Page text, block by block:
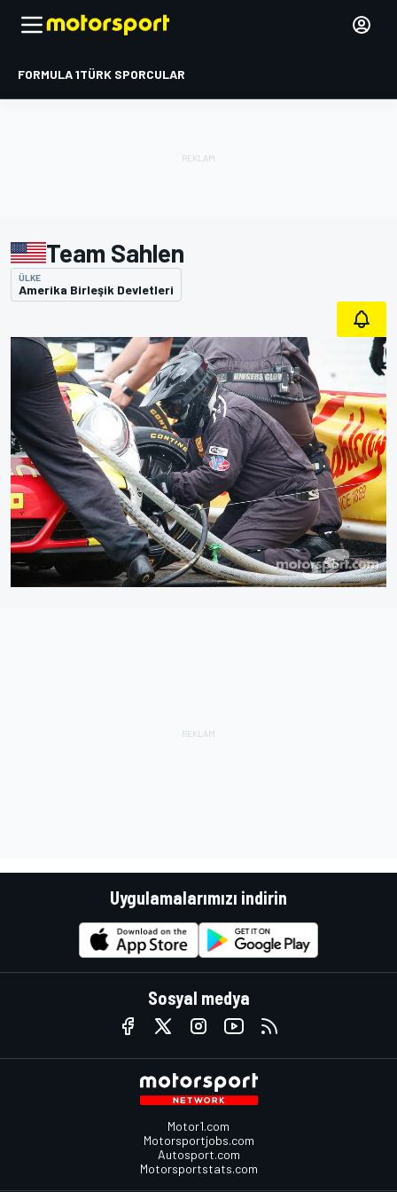
FORMULA 1TÜRK SPORCULAR
Team Sahlen
ÜLKE
Amerika Birleşik Devletleri
Uygulamalarımızı indirin
Sosyal medya
Motor1.com
Motorsportjobs.com
Autosport.com
Motorsportstats.com